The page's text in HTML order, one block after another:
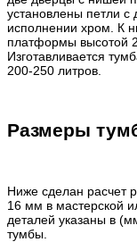
установлены петли с
исполнении хром. К
платформы высотой
Изготавливается
200-250 литров.
Размеры
Ниже сделан расчет
16 мм в мастерской
деталей указаны в
тумбы.